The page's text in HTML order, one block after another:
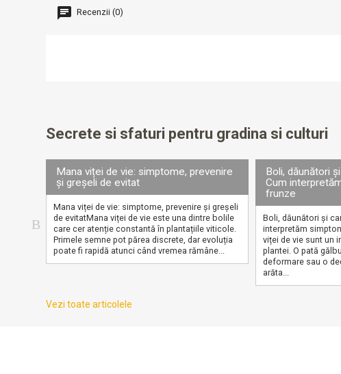
Recenzii (0)
Secrete si sfaturi pentru gradina si culturi
Mana viței de vie: simptome, prevenire
și greșeli de evitat
Mana viței de vie: simptome, prevenire și greșeli
de evitatMana viței de vie este una dintre bolile
care cer atenție constantă în plantațiile viticole.
Primele semne pot părea discrete, dar evoluția
poate fi rapidă atunci când vremea rămâne...
Boli, dăunători
Cum
frunze
Boli, dăunători și
interpretăm
viței de vie sunt un
plantei. O pată
deformare sau o
arăta...
Vezi toate articolele